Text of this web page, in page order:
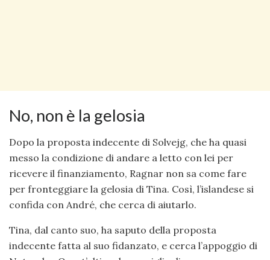
No, non è la gelosia
Dopo la proposta indecente di Solvejg, che ha quasi
messo la condizione di andare a letto con lei per
ricevere il finanziamento, Ragnar non sa come fare
per fronteggiare la gelosia di Tina. Così, l’islandese si
confida con André, che cerca di aiutarlo.
Tina, dal canto suo, ha saputo della proposta
indecente fatta al suo fidanzato, e cerca l’appoggio di